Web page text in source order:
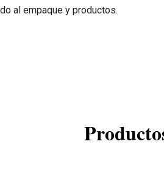
al empaque y productos.